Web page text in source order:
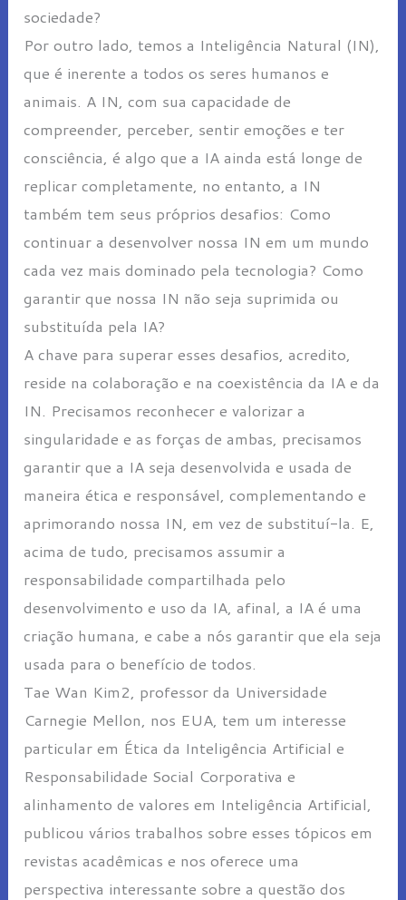
sociedade?
Por outro lado, temos a Inteligência Natural (IN),
que é inerente a todos os seres humanos e
animais. A IN, com sua capacidade de
compreender, perceber, sentir emoções e ter
consciência, é algo que a IA ainda está longe de
replicar completamente, no entanto, a IN
também tem seus próprios desafios: Como
continuar a desenvolver nossa IN em um mundo
cada vez mais dominado pela tecnologia? Como
garantir que nossa IN não seja suprimida ou
substituída pela IA?
A chave para superar esses desafios, acredito,
reside na colaboração e na coexistência da IA e da
IN. Precisamos reconhecer e valorizar a
singularidade e as forças de ambas, precisamos
garantir que a IA seja desenvolvida e usada de
maneira ética e responsável, complementando e
aprimorando nossa IN, em vez de substituí-la. E,
acima de tudo, precisamos assumir a
responsabilidade compartilhada pelo
desenvolvimento e uso da IA, afinal, a IA é uma
criação humana, e cabe a nós garantir que ela seja
usada para o benefício de todos.
Tae Wan Kim2, professor da Universidade
Carnegie Mellon, nos EUA, tem um interesse
particular em Ética da Inteligência Artificial e
Responsabilidade Social Corporativa e
alinhamento de valores em Inteligência Artificial,
publicou vários trabalhos sobre esses tópicos em
revistas acadêmicas e nos oferece uma
perspectiva interessante sobre a questão dos